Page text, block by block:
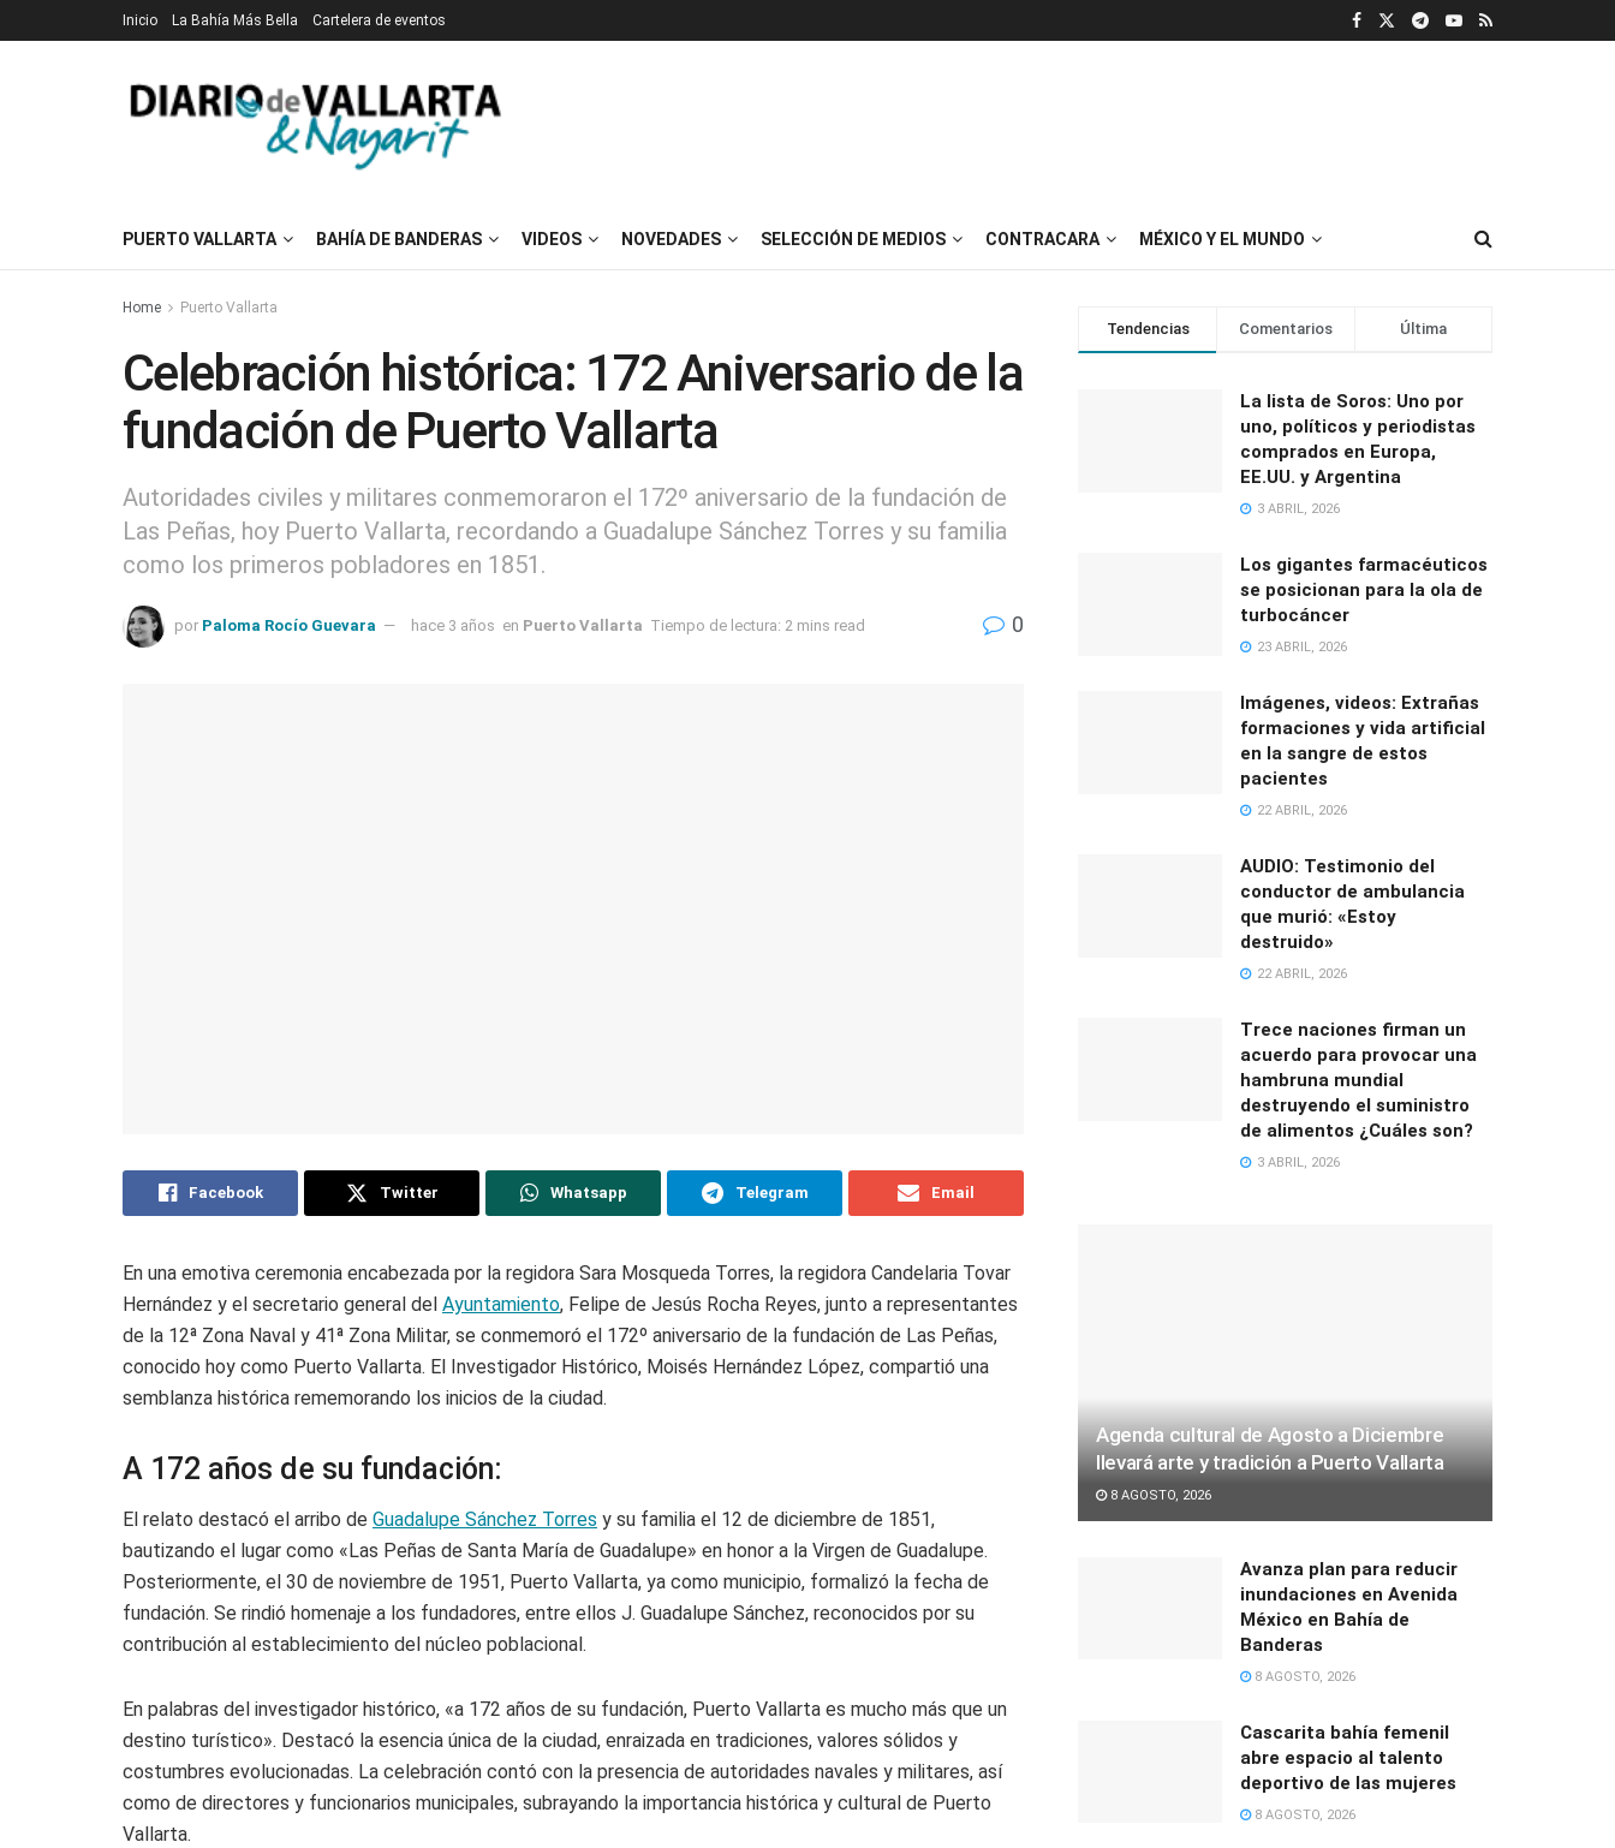
Inicio La Bahía Más Bella Cartelera de eventos
PUERTO VALLARTA BAHÍA DE BANDERAS VIDEOS NOVEDADES SELECCIÓN DE MEDIOS CONTRACARA MÉXICO Y EL MUNDO
Home Puerto Vallarta
Celebración histórica: 172 Aniversario de la
fundación de Puerto Vallarta
Autoridades civiles y militares conmemoraron el 172º aniversario de la fundación de
Las Peñas, hoy Puerto Vallarta, recordando a Guadalupe Sánchez Torres y su familia
como los primeros pobladores en 1851.
por Paloma Rocío Guevara hace 3 años en Puerto Vallarta Tiempo de lectura: 2 mins read 0
Facebook Twitter Whatsapp Telegram Email
En una emotiva ceremonia encabezada por la regidora Sara Mosqueda Torres, la regidora Candelaria Tovar
Hernández y el secretario general del Ayuntamiento, Felipe de Jesús Rocha Reyes, junto a representantes
de la 12ª Zona Naval y 41ª Zona Militar, se conmemoró el 172º aniversario de la fundación de Las Peñas,
conocido hoy como Puerto Vallarta. El Investigador Histórico, Moisés Hernández López, compartió una
semblanza histórica rememorando los inicios de la ciudad.
A 172 años de su fundación:
El relato destacó el arribo de Guadalupe Sánchez Torres y su familia el 12 de diciembre de 1851,
bautizando el lugar como «Las Peñas de Santa María de Guadalupe» en honor a la Virgen de Guadalupe.
Posteriormente, el 30 de noviembre de 1951, Puerto Vallarta, ya como municipio, formalizó la fecha de
fundación. Se rindió homenaje a los fundadores, entre ellos J. Guadalupe Sánchez, reconocidos por su
contribución al establecimiento del núcleo poblacional.
En palabras del investigador histórico, «a 172 años de su fundación, Puerto Vallarta es mucho más que un
destino turístico». Destacó la esencia única de la ciudad, enraizada en tradiciones, valores sólidos y
costumbres evolucionadas. La celebración contó con la presencia de autoridades navales y militares, así
como de directores y funcionarios municipales, subrayando la importancia histórica y cultural de Puerto
Vallarta.
Tendencias Comentarios Última
La lista de Soros: Uno por
uno, políticos y periodistas
comprados en Europa,
EE.UU. y Argentina
3 ABRIL, 2026
Los gigantes farmacéuticos
se posicionan para la ola de
turbocáncer
23 ABRIL, 2026
Imágenes, videos: Extrañas
formaciones y vida artificial
en la sangre de estos
pacientes
22 ABRIL, 2026
AUDIO: Testimonio del
conductor de ambulancia
que murió: «Estoy
destruido»
22 ABRIL, 2026
Trece naciones firman un
acuerdo para provocar una
hambruna mundial
destruyendo el suministro
de alimentos ¿Cuáles son?
3 ABRIL, 2026
Agenda cultural de Agosto a Diciembre
llevará arte y tradición a Puerto Vallarta
8 AGOSTO, 2026
Avanza plan para reducir
inundaciones en Avenida
México en Bahía de
Banderas
8 AGOSTO, 2026
Cascarita bahía femenil
abre espacio al talento
deportivo de las mujeres
8 AGOSTO, 2026